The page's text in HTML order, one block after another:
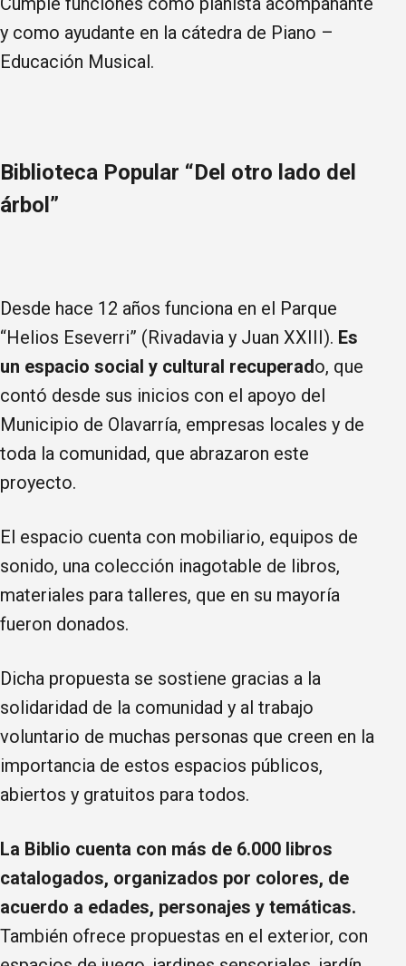
y como ayudante en la cátedra de Piano –
Educación Musical.
Biblioteca Popular “Del otro lado del
árbol”
Desde hace 12 años funciona en el Parque
“Helios Eseverri” (Rivadavia y Juan XXIII). Es
un espacio social y cultural recuperado, que
contó desde sus inicios con el apoyo del
Municipio de Olavarría, empresas locales y de
toda la comunidad, que abrazaron este
proyecto.
El espacio cuenta con mobiliario, equipos de
sonido, una colección inagotable de libros,
materiales para talleres, que en su mayoría
fueron donados.
Dicha propuesta se sostiene gracias a la
solidaridad de la comunidad y al trabajo
voluntario de muchas personas que creen en la
importancia de estos espacios públicos,
abiertos y gratuitos para todos.
La Biblio cuenta con más de 6.000 libros
catalogados, organizados por colores, de
acuerdo a edades, personajes y temáticas.
También ofrece propuestas en el exterior, con